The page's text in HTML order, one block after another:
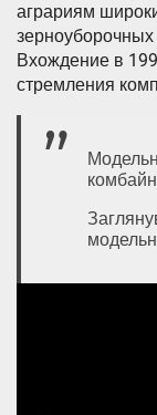
аграриям
Вхождение в
стремления